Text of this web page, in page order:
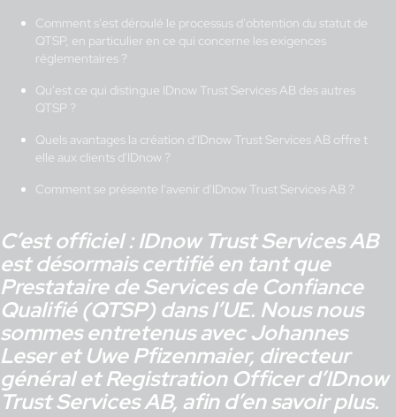
Comment s'est déroulé le processus d'obtention du statut de
QTSP, en particulier en ce qui concerne les exigences
réglementaires ?
Qu'est ce qui distingue IDnow Trust Services AB des autres
QTSP ?
Quels avantages la création d'IDnow Trust Services AB offre t
elle aux clients d'IDnow ?
Comment se présente l'avenir d'IDnow Trust Services AB ?
C’est officiel : IDnow Trust Services AB
est désormais certifié en tant que
Prestataire de Services de Confiance
Qualifié (QTSP) dans l’UE. Nous nous
sommes entretenus avec Johannes
Leser et Uwe Pfizenmaier, directeur
général et Registration Officer d’IDnow
Trust Services AB, afin d’en savoir plus.